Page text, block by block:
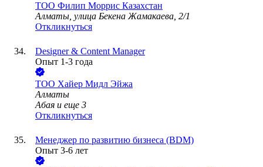
ТОО Филип Моррис Казахстан
Алматы, улица Бекена Жамакаева, 2/1
Откликнуться
Designer & Content Manager
Опыт 1-3 года
ТОО Хайер Мидл Эйжа
Алматы
Абая и еще 3
Откликнуться
Менеджер по развитию бизнеса (BDM)
Опыт 3-6 лет